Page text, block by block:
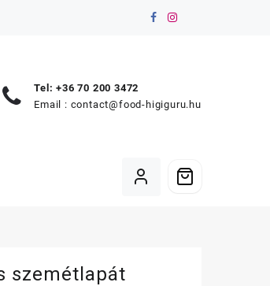
Tel: +36 70 200 3472
Email : contact@food-higiguru.hu
szemétlapát